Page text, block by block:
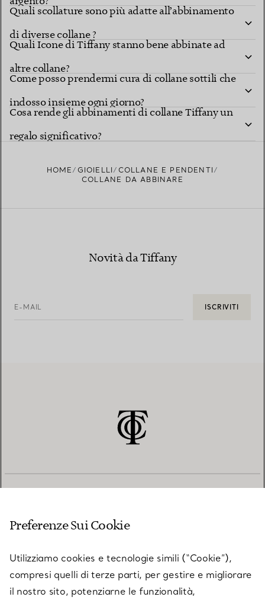
Quali scollature sono più adatte all’abbinamento
di diverse collane ?
Quali Icone di Tiffany stanno bene abbinate ad
altre collane?
Come posso prendermi cura di collane sottili che
indosso insieme ogni giorno?
Cosa rende gli abbinamenti di collane Tiffany un
regalo significativo?
HOME GIOIELLI
COLLANE E PENDENTI
COLLANE DA ABBINARE
Novità da Tiffany
E-MAIL ISCRIVITI
SU TIFFANY & CO.
Preferenze Sui Cookie
Utilizziamo cookies e tecnologie simili (“Cookie”),
compresi quelli di terze parti, per gestire e migliorare
il nostro sito, potenziarne le funzionalità,